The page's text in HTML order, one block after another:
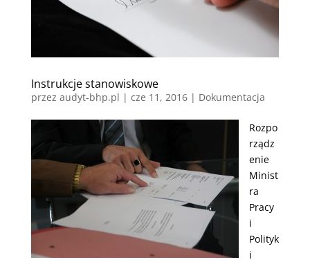
Instrukcje stanowiskowe
przez audyt-bhp.pl | cze 11, 2016| Dokumentacja
Rozpo
rządz
enie
Minist
ra
Pracy
i
Polityk
i